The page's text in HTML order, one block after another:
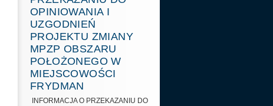
OPINIOWANIA I
UZGODNIEŃ
PROJEKTU ZMIANY
MPZP OBSZARU
POŁOŻONEGO W
MIEJSCOWOŚCI
FRYDMAN
INFORMACJA O PRZEKAZANIU DO